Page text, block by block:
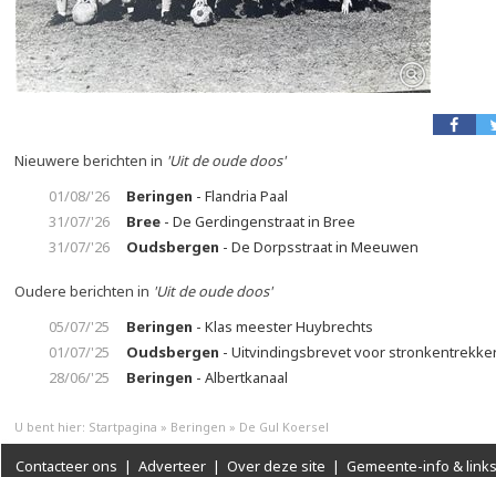
Nieuwere berichten in 'Uit de oude doos'
01/08/'26
Beringen - Flandria Paal
31/07/'26
Bree - De Gerdingenstraat in Bree
31/07/'26
Oudsbergen - De Dorpsstraat in Meeuwen
Oudere berichten in 'Uit de oude doos'
05/07/'25
Beringen - Klas meester Huybrechts
01/07/'25
Oudsbergen - Uitvindingsbrevet voor
28/06/'25
Beringen - Albertkanaal
U bent hier: Startpagina » Beringen » De Gul Koersel
Contacteer ons | Adverteer | Over deze site | Gemeente-info & links